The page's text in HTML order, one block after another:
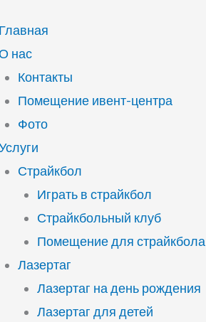
Главная
нас
Контакты
Помещение ивент-центра
Фото
Страйкбол
Играть в страйкбол
Страйкбольный клуб
Помещение для страйкбола
Лазертаг
Лазертаг на день рождения
Лазертаг для детей